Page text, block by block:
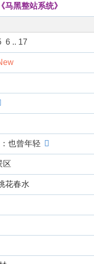
黑整站系统》
6 .. 17
也曾年轻
区
花春水